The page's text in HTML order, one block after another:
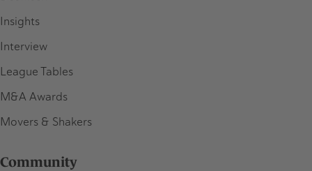
Insights
Interview
League Tables
M&A Awards
Movers & Shakers
Community